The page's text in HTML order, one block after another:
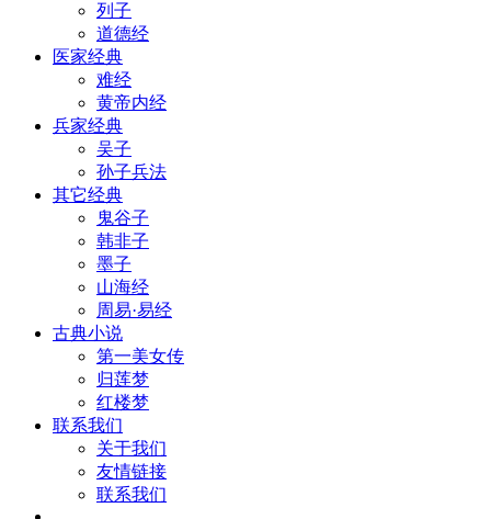
列子
道德经
医家经典
难经
黄帝内经
兵家经典
吴子
孙子兵法
其它经典
鬼谷子
韩非子
墨子
山海经
周易·易经
古典小说
第一美女传
归莲梦
红楼梦
联系我们
关于我们
友情链接
联系我们